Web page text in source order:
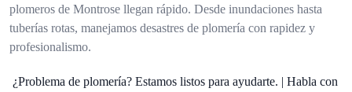
plomeros de Montrose llegan rápido. Desde inundaciones hasta
tuberías rotas, manejamos desastres de plomería con rapidez y
profesionalismo.
¿Problema de plomería? Estamos listos para ayudarte. | Habla con